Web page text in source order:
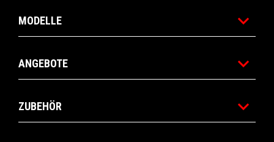
MODELLE
ANGEBOTE
ZUBEHÖR